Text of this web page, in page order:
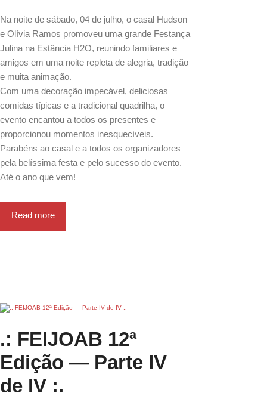
Na noite de sábado, 04 de julho, o casal Hudson
e Olívia Ramos promoveu uma grande Festança
Julina na Estância H2O, reunindo familiares e
amigos em uma noite repleta de alegria, tradição
e muita animação.
Com uma decoração impecável, deliciosas
comidas típicas e a tradicional quadrilha, o
evento encantou a todos os presentes e
proporcionou momentos inesquecíveis.
Parabéns ao casal e a todos os organizadores
pela belíssima festa e pelo sucesso do evento.
Até o ano que vem!
Read more
.: FEIJOAB 12ª
Edição — Parte IV
de IV :.